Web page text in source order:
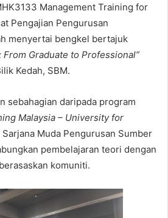
Management Training for
Pengajian Pengurusan
menyertai bengkel bertajuk
Graduate to Professional”
Kedah, SBM.
sebahagian daripada program
Malaysia – University for
Muda Pengurusan Sumber
pembelajaran teori dengan
komuniti.